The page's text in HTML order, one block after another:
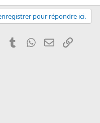
pour répondre ici.
PinterestTumblrWhatsApp
EmailLien